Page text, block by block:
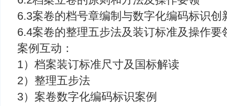
6.3案卷的档号章编制与数字化编码标识
6.4案卷的整理五步法及装订标准及操作要
案例互动：
1）档案装订标准尺寸及国标解读
2）整理五步法
3）案卷数字化编码标识案例